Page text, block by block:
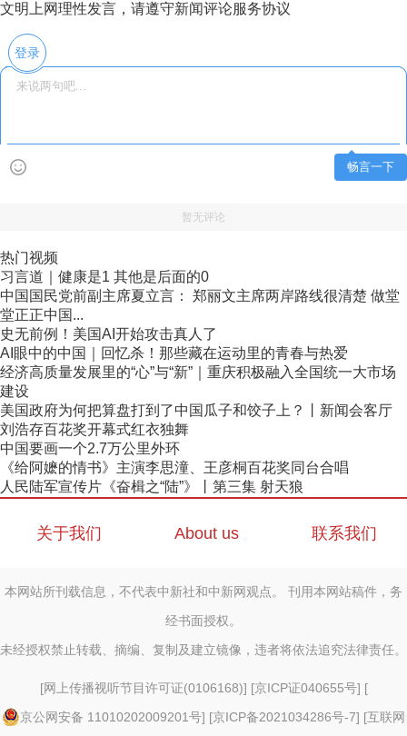
文明上网理性发言，请遵守新闻评论服务协议
登录
畅言一下
暂无评论
热门视频
习言道｜健康是1 其他是后面的0
中国国民党前副主席夏立言： 郑丽文主席两岸路线很清楚 做堂
堂正正中国...
史无前例！美国AI开始攻击真人了
AI眼中的中国｜回忆杀！那些藏在运动里的青春与热爱
经济高质量发展里的“心”与“新”｜重庆积极融入全国统一大市场
建设
美国政府为何把算盘打到了中国瓜子和饺子上？丨新闻会客厅
刘浩存百花奖开幕式红衣独舞
中国要画一个2.7万公里外环
《给阿嬷的情书》主演李思潼、王彦桐百花奖同台合唱
人民陆军宣传片《奋楫之“陆”》丨第三集 射天狼
关于我们 About us 联系我们
本网站所刊载信息，不代表中新社和中新网观点。 刊用本网站稿件，务
经书面授权。
未经授权禁止转载、摘编、复制及建立镜像，违者将依法追究法律责任。
[网上传播视听节目许可证(0106168)] [京ICP证040655号] [
京公网安备 11010202009201号] [京ICP备2021034286号-7] [互联网